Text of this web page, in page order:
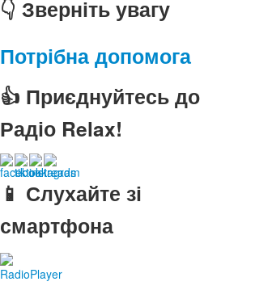
👇 Зверніть увагу
Потрібна допомога
👍 Приєднуйтесь до
Радіо Relax!
📱 Слухайте зі
смартфона
RadioPlayer